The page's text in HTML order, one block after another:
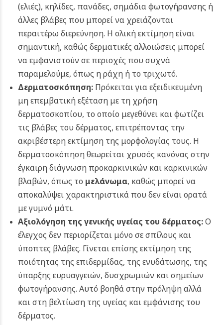
(ελιές), κηλίδες, πανάδες, σημάδια φωτογήρανσης ή
άλλες βλάβες που μπορεί να χρειάζονται
περαιτέρω διερεύνηση. Η ολική εκτίμηση είναι
σημαντική, καθώς δερματικές αλλοιώσεις μπορεί
να εμφανιστούν σε περιοχές που συχνά
παραμελούμε, όπως η ράχη ή το τριχωτό.
Δερματοσκόπηση:Πρόκειται για εξειδικευμένη
μη επεμβατική εξέταση με τη χρήση
δερματοσκοπίου, το οποίο μεγεθύνει και φωτίζει
τις βλάβες του δέρματος, επιτρέποντας την
ακριβέστερη εκτίμηση της μορφολογίας τους. Η
δερματοσκόπηση θεωρείται χρυσός κανόνας στην
έγκαιρη διάγνωση προκαρκινικών και καρκινικών
βλαβών, όπως το μελάνωμα, καθώς μπορεί να
αποκαλύψει χαρακτηριστικά που δεν είναι ορατά
με γυμνό μάτι.
Αξιολόγηση της γενικής υγείας του δέρματος:Ο
έλεγχος δεν περιορίζεται μόνο σε σπίλους και
ύποπτες βλάβες. Γίνεται επίσης εκτίμηση της
ποιότητας της επιδερμίδας, της ενυδάτωσης, της
ύπαρξης ευρυαγγειών, δυσχρωμιών και σημείων
φωτογήρανσης. Αυτό βοηθά στην πρόληψη αλλά
και στη βελτίωση της υγείας και εμφάνισης του
δέρματος.